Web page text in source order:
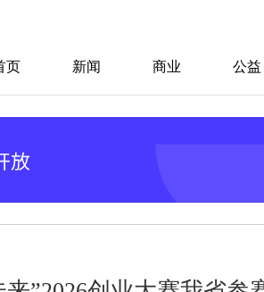
页 新闻 商业 公益